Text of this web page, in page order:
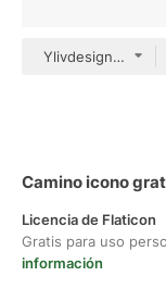
Ylivdesign color
Camino icono
Licencia de Flaticon
Gratis para uso
información